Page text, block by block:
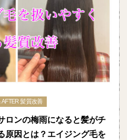
AFTER 髪質改善
ロンの梅雨になると髪がチ
原因とは？エイジング毛を